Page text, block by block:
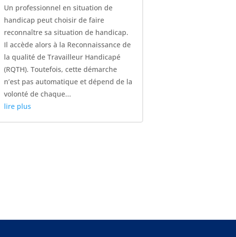
Un professionnel en situation de
handicap peut choisir de faire
reconnaître sa situation de handicap.
Il accède alors à la Reconnaissance de
la qualité de Travailleur Handicapé
(RQTH). Toutefois, cette démarche
n’est pas automatique et dépend de la
volonté de chaque...
lire plus